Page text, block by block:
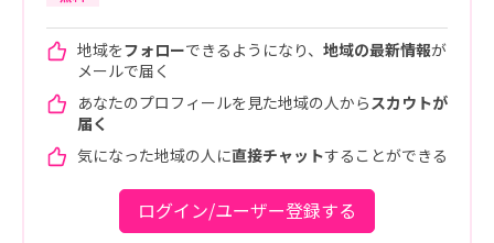
地域をフォローできるようになり、 地域の最新情報が
メールで届く
あなたのプロフィールを見た地域の人から スカウトが
届く
気になった地域の人に直接チャットすることができる
ログイン/ユーザー登録する